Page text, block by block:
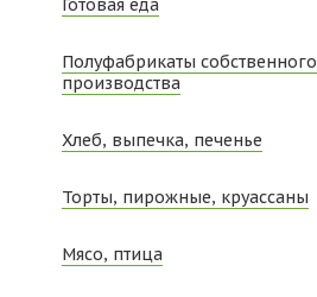
Готовая еда
Полуфабрикаты собственного
производства
Хлеб, выпечка, печенье
Торты, пирожные, круассаны
Мясо, птица